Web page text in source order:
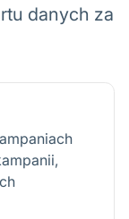
danych za